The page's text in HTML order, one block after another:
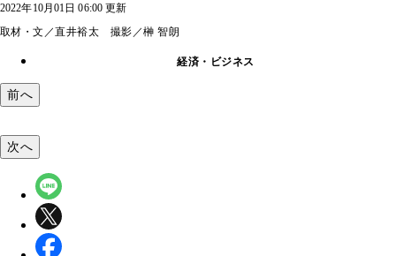
2022年10月01日 06:00 更新
取材・文／直井裕太 撮影／榊 智朗
経済・ビジネス
前へ
次へ